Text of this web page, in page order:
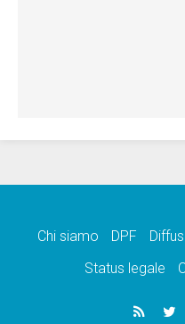
Chi siamo DPF
Status legale